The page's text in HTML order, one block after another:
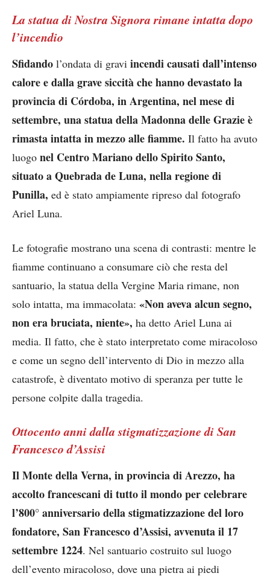
La statua di Nostra Signora rimane intatta dopo
l’incendio
Sfidando l’ondata di gravi incendi causati dall’intenso
calore e dalla grave siccità che hanno devastato la
provincia di Córdoba, in Argentina, nel mese di
settembre, una statua della Madonna delle Grazie è
rimasta intatta in mezzo alle fiamme. Il fatto ha avuto
luogo nel Centro Mariano dello Spirito Santo,
situato a Quebrada de Luna, nella regione di
Punilla, ed è stato ampiamente ripreso dal fotografo
Ariel Luna.
Le fotografie mostrano una scena di contrasti: mentre le
fiamme continuano a consumare ciò che resta del
santuario, la statua della Vergine Maria rimane, non
solo intatta, ma immacolata: «Non aveva alcun segno,
non era bruciata, niente», ha detto Ariel Luna ai
media. Il fatto, che è stato interpretato come miracoloso
e come un segno dell’intervento di Dio in mezzo alla
catastrofe, è diventato motivo di speranza per tutte le
persone colpite dalla tragedia.
Ottocento anni dalla stigmatizzazione di San
Francesco d’Assisi
Il Monte della Verna, in provincia di Arezzo, ha
accolto francescani di tutto il mondo per celebrare
l’800° anniversario della stigmatizzazione del loro
fondatore, San Francesco d’Assisi, avvenuta il 17
settembre 1224. Nel santuario costruito sul luogo
dell’evento miracoloso, dove una pietra ai piedi